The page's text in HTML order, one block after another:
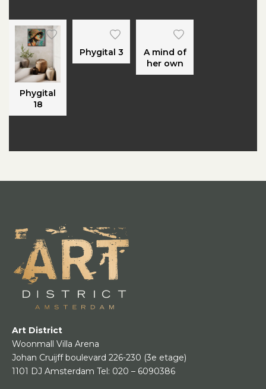
Phygital
18
Phygital 3
A mind of
her own
Art District
Woonmall Villa Arena
Johan Cruijff boulevard 226-230 (3e etage)
1101 DJ Amsterdam Tel: 020 – 6090386